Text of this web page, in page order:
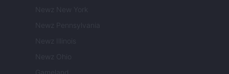
Newz New York
Newz Pennsylvania
Newz Illinois
Newz Ohio